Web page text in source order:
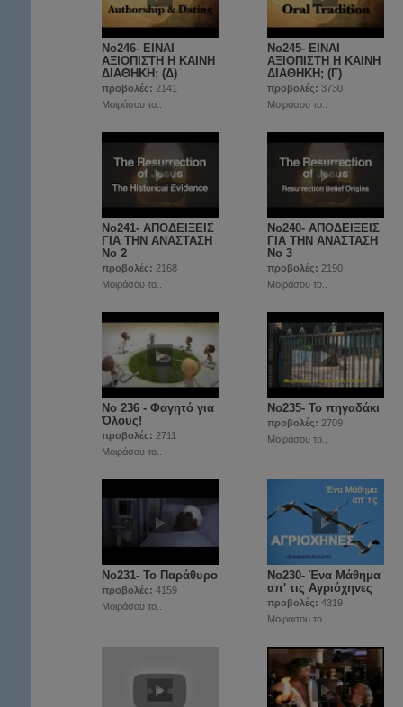
No246- ΕΙΝΑΙ
ΑΞΙΟΠΙΣΤΗ Η ΚΑΙΝΗ
ΔΙΑΘΗΚΗ; (Δ)
προβολές: 2141
Μοιράσου το..
No245- ΕΙΝΑΙ
ΑΞΙΟΠΙΣΤΗ Η ΚΑΙΝΗ
ΔΙΑΘΗΚΗ; (Γ)
προβολές: 3730
Μοιράσου το..
No241- ΑΠΟΔΕΙΞΕΙΣ
ΓΙΑ ΤΗΝ ΑΝΑΣΤΑΣΗ
Νο 2
προβολές: 2168
Μοιράσου το..
No240- ΑΠΟΔΕΙΞΕΙΣ
ΓΙΑ ΤΗΝ ΑΝΑΣΤΑΣΗ
Νο 3
προβολές: 2190
Μοιράσου το..
Νο 236 - Φαγητό για
Όλους!
προβολές: 2711
Μοιράσου το..
Nο235- Το πηγαδάκι
προβολές: 2709
Μοιράσου το..
No231- Το Παράθυρο
προβολές: 4159
Μοιράσου το..
No230- Ένα Μάθημα
απ' τις Aγριόχηνες
προβολές: 4319
Μοιράσου το..